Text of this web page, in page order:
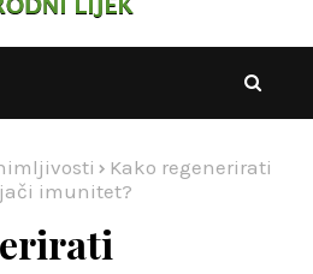
Kako regenerirati
imunitet?